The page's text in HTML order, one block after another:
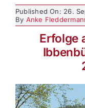
Published On: 26.
By Anke
Erfolge